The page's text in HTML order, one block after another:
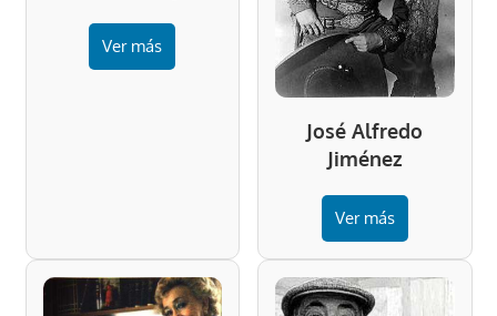
Ver más
José Alfredo
Jiménez
Ver más